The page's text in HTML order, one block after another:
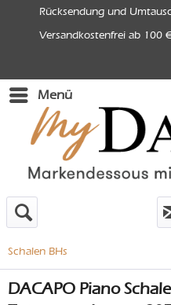
Rücksendung und
Versandkostenfrei ab 100
Menü
Schalen BHs
DACAPO Piano